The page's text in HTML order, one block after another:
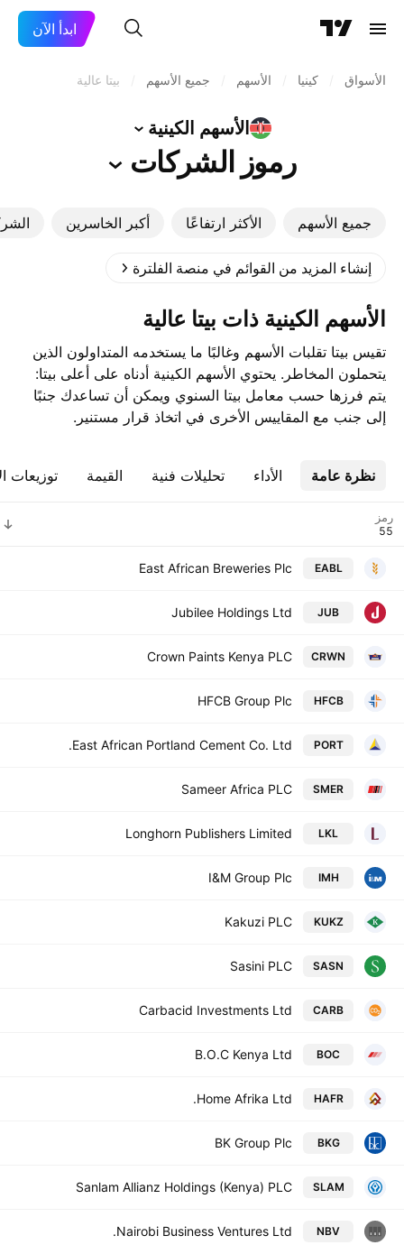
ابدأ الآن
الأسواق كينيا الأسهم جميع الأسهم بيتا عالية
الأسهم الكينية
رموز الشركات
جميع الأسهم الأكثر ارتفاعًا أكبر الخاسرين
إنشاء المزيد من القوائم في منصة الفلترة
‎الأسهم الكينية‎ ذات بيتا عالية
تقيس بيتا تقلبات الأسهم وغالبًا ما يستخدمه المتداولون الذين
يتحملون المخاطر. يحتوي ‎الأسهم الكينية‎ أدناه على أعلى بيتا:
يتم فرزها حسب معامل بيتا السنوي ويمكن أن تساعدك جنبًا
إلى جنب مع المقاييس الأخرى في اتخاذ قرار مستنير.
نظرة عامة الأداء تحليلات فنية القيمة توزيعات
رمز
EABL
East African Breweries Plc
JUB
Jubilee Holdings Ltd
CRWN
Crown Paints Kenya PLC
HFCB
HFCB Group Plc
PORT
East African Portland Cement Co. Ltd.
SMER
Sameer Africa PLC
LKL
Longhorn Publishers Limited
IMH
I&M Group Plc
KUKZ
Kakuzi PLC
SASN
Sasini PLC
CARB
Carbacid Investments Ltd
BOC
B.O.C Kenya Ltd
HAFR
Home Afrika Ltd.
BKG
BK Group Plc
SLAM
Sanlam Allianz Holdings (Kenya) PLC
NBV
Nairobi Business Ventures Ltd.